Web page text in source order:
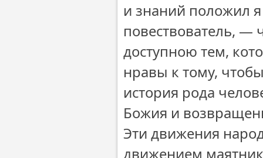
и знаний положил
повествователь, —
доступною тем,
нравы к тому,
история рода
Божия и
Эти движения
движением